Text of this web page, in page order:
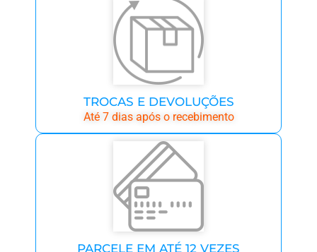
TROCAS E DEVOLUÇÕES
Até 7 dias após o recebimento
PARCELE EM ATÉ 12 VEZES